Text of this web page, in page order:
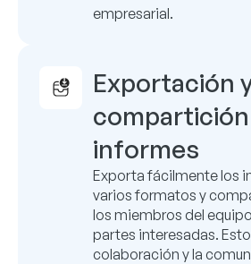
empresarial.
Exportación
informes
Exporta fácilmente los
varios formatos y
los miembros del
partes interesadas.
colaboración y la